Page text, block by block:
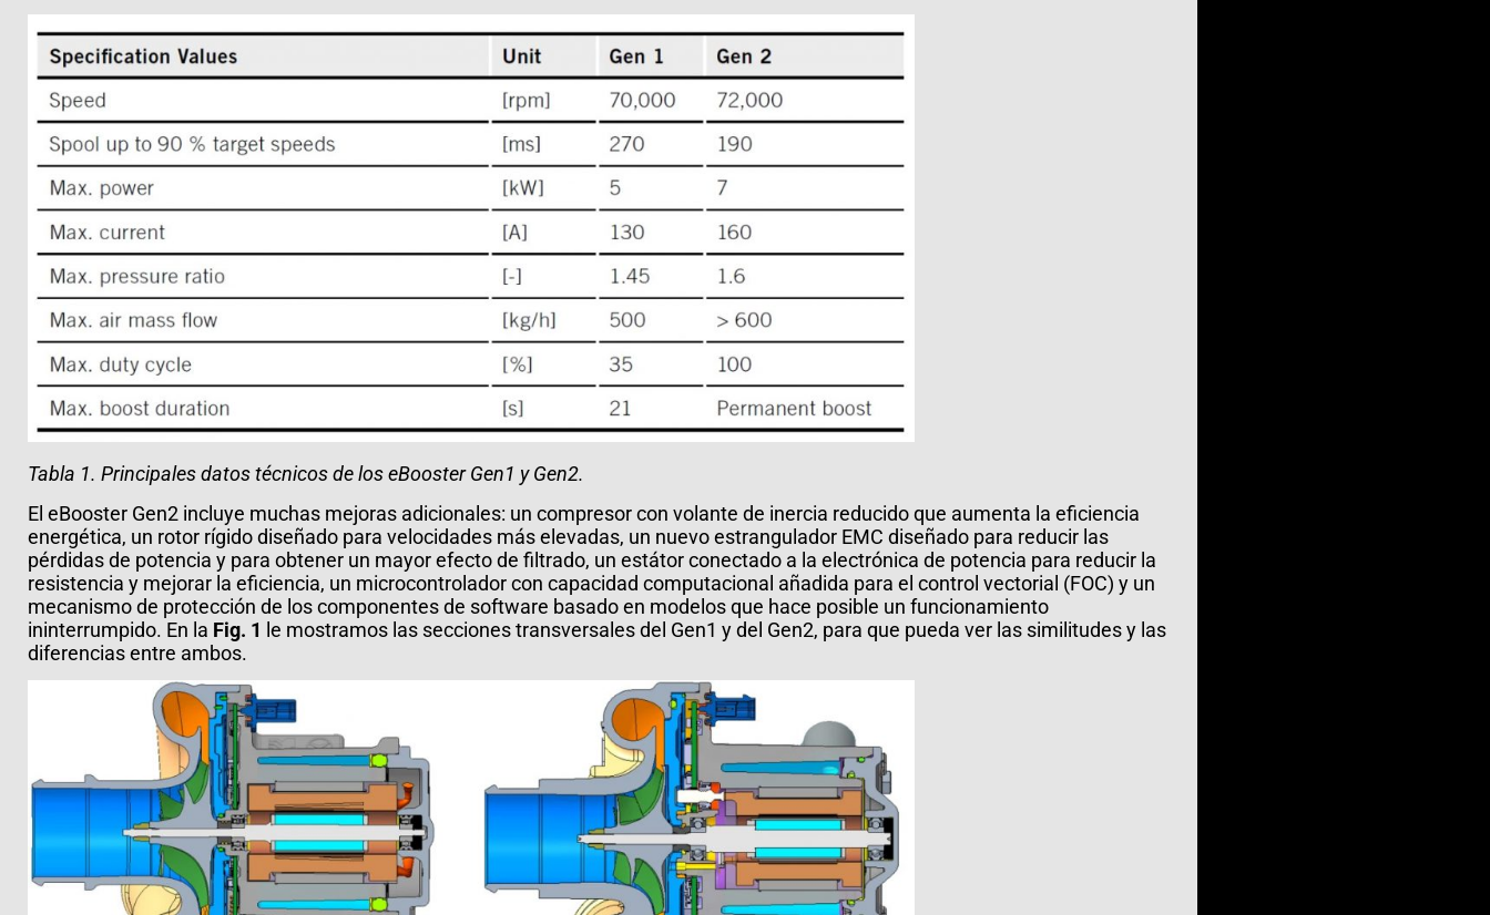
Tabla 1. Principales datos técnicos de los eBooster Gen1 y Gen2.
El eBooster Gen2 incluye muchas mejoras adicionales: un compresor con volante de inercia reducido que aumenta la eficiencia
energética, un rotor rígido diseñado para velocidades más elevadas, un nuevo estrangulador EMC diseñado para reducir las
pérdidas de potencia y para obtener un mayor efecto de filtrado, un estátor conectado a la electrónica de potencia para reducir la
resistencia y mejorar la eficiencia, un microcontrolador con capacidad computacional añadida para el control vectorial (FOC) y un
mecanismo de protección de los componentes de software basado en modelos que hace posible un funcionamiento
ininterrumpido. En la Fig. 1 le mostramos las secciones transversales del Gen1 y del Gen2, para que pueda ver las similitudes y las
diferencias entre ambos.